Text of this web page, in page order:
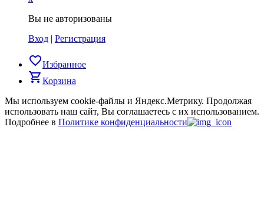
Вы не авторизованы
Вход | Регистрация
favorite_borderИзбранное
shopping_cartКорзина
Мы используем cookie-файлы и Яндекс.Метрику. Продолжая
использовать наш сайт, Вы соглашаетесь с их использованием.
Подробнее в Политике конфиденциальности